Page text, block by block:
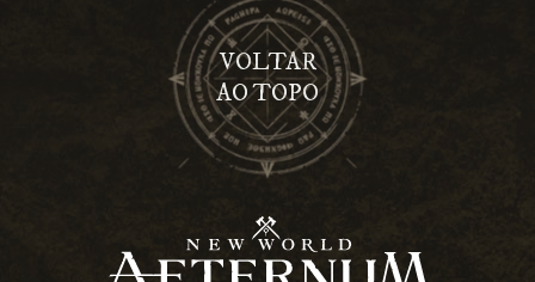
VOLTAR
AO TOPO